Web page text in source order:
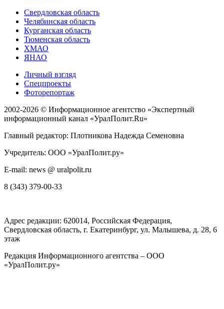
Свердловская область
Челябинская область
Курганская область
Тюменская область
ХМАО
ЯНАО
Личный взгляд
Спецпроекты
Фоторепортаж
2002-2026 © Информационное агентство «Экспертный
информационный канал «УралПолит.Ru»
Главный редактор: Плотникова Надежда Семеновна
Учредитель: ООО «УралПолит.ру»
E-mail: news @ uralpolit.ru
8 (343) 379-00-33
Адрес редакции: 620014, Российская Федерация,
Свердловская область, г. Екатеринбург, ул. Малышева, д. 28, 6
этаж
Редакция Информационного агентства – ООО
«УралПолит.ру»